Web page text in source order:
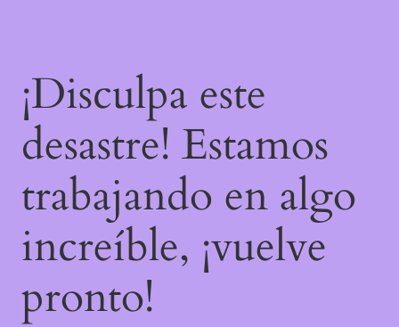
¡Disculpa este
desastre! Estamos
trabajando en algo
increíble, ¡vuelve
pronto!